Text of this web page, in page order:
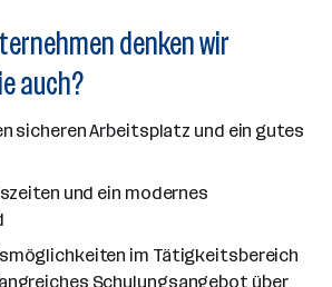
denken wir
auch?
sicheren Arbeitsplatz und ein gutes
und ein modernes
im Tätigkeitsbereich
Schulungsangebot über